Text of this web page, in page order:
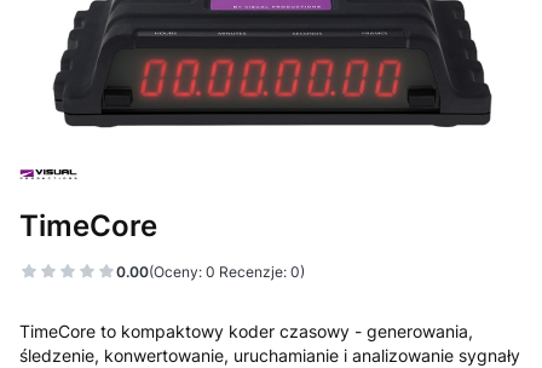
TimeCore
0.00(Oceny: 0 Recenzje: 0)
TimeCore to kompaktowy koder czasowy - generowania,
śledzenie, konwertowanie, uruchamianie i analizowanie sygnały